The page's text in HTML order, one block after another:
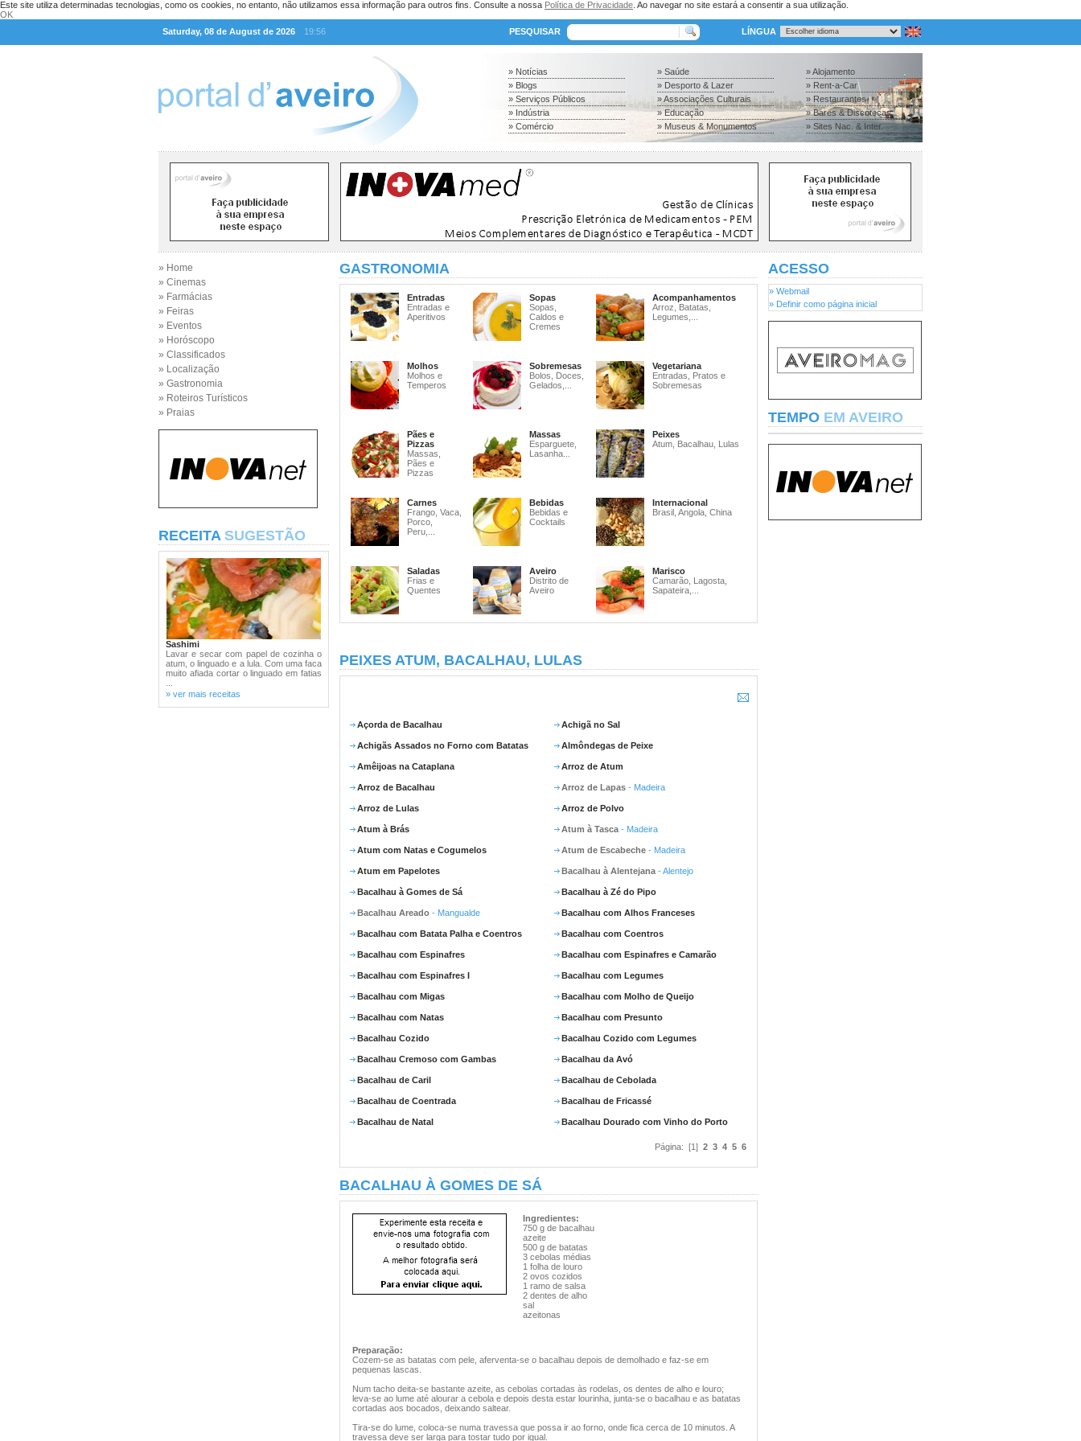
Este site utiliza determinadas tecnologias, como os cookies, no entanto, não utilizamos essa informação para outros fins. Consulte a nossa Política de Privacidade . Ao navegar no site estará a consentir a sua utilização.
OK
Saturday, 08 de August de 2026
19:56 PESQUISAR LÍNGUA
» Notícias
» Blogs
» Serviços Públicos
» Indústria
» Comércio
» Saúde
» Desporto & Lazer
» Associações Culturais
» Educação
» Museus & Monumentos
» Alojamento
» Rent-a-Car
» Restaurantes
» Bares & Discotecas
» Sites Nac. & Inter.
» Home
» Cinemas
» Farmácias
» Feiras
» Eventos
» Horóscopo
» Classificados
» Localização
» Gastronomia
» Roteiros Turísticos
» Praias
RECEITA SUGESTÃO
Sashimi
Lavar e secar com papel de cozinha o
atum, o linguado e a lula. Com uma faca
muito afiada cortar o linguado em fatias
» ver mais receitas
GASTRONOMIA
Entradas
Entradas e
Aperitivos
Sopas
Sopas,
Caldos e
Cremes
Acompanhamentos
Arroz, Batatas,
Legumes,...
Molhos
Molhos e
Temperos
Sobremesas
Bolos, Doces,
Gelados,...
Vegetariana
Entradas, Pratos e
Sobremesas
Pães e
Pizzas
Massas,
Pães e
Pizzas
Massas
Esparguete,
Lasanha...
Peixes
Atum, Bacalhau, Lulas
Carnes
Frango, Vaca,
Porco,
Peru,...
Bebidas
Bebidas e
Cocktails
Internacional
Brasil, Angola, China
Saladas
Frias e
Quentes
Aveiro
Distrito de
Aveiro
Marisco
Camarão, Lagosta,
Sapateira,...
PEIXES ATUM, BACALHAU, LULAS
Açorda de Bacalhau Achigã no Sal
Achigãs Assados no Forno com Batatas Almôndegas de Peixe
Amêijoas na Cataplana Arroz de Atum
Arroz de Bacalhau Arroz de Lapas - Madeira
Arroz de Lulas Arroz de Polvo
Atum à Brás Atum à Tasca - Madeira
Atum com Natas e Cogumelos Atum de Escabeche - Madeira
Atum em Papelotes Bacalhau à Alentejana - Alentejo
Bacalhau à Gomes de Sá Bacalhau à Zé do Pipo
Bacalhau Areado - Mangualde Bacalhau com Alhos Franceses
Bacalhau com Batata Palha e Coentros Bacalhau com Coentros
Bacalhau com Espinafres Bacalhau com Espinafres e Camarão
Bacalhau com Espinafres I Bacalhau com Legumes
Bacalhau com Migas Bacalhau com Molho de Queijo
Bacalhau com Natas Bacalhau com Presunto
Bacalhau Cozido Bacalhau Cozido com Legumes
Bacalhau Cremoso com Gambas Bacalhau da Avó
Bacalhau de Caril Bacalhau de Cebolada
Bacalhau de Coentrada Bacalhau de Fricassé
Bacalhau de Natal Bacalhau Dourado com Vinho do Porto
Página: [1] 2 3 4 5 6
BACALHAU À GOMES DE SÁ
Ingredientes:
750 g de bacalhau
azeite
500 g de batatas
3 cebolas médias
1 folha de louro
2 ovos cozidos
1 ramo de salsa
2 dentes de alho
sal
azeitonas
Preparação:
Cozem-se as batatas com pele, aferventa-se o bacalhau depois de demolhado e faz-se em
pequenas lascas.
Num tacho deita-se bastante azeite, as cebolas cortadas às rodelas, os dentes de alho e louro;
leva-se ao lume até alourar a cebola e depois desta estar lourinha, junta-se o bacalhau e as batatas
cortadas aos bocados, deixando saltear.
Tira-se do lume, coloca-se numa travessa que possa ir ao forno, onde fica cerca de 10 minutos. A
travessa deve ser larga para tostar tudo por igual.
ACESSO
» Webmail
» Definir como página inicial
TEMPO EM AVEIRO